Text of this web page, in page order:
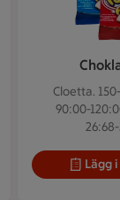
Cloetta.
90:00-
Lägg